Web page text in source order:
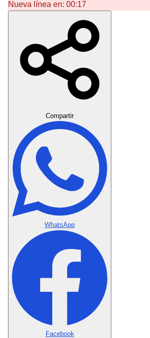
Nueva línea en: 00:17
Compartir
WhatsApp
Facebook